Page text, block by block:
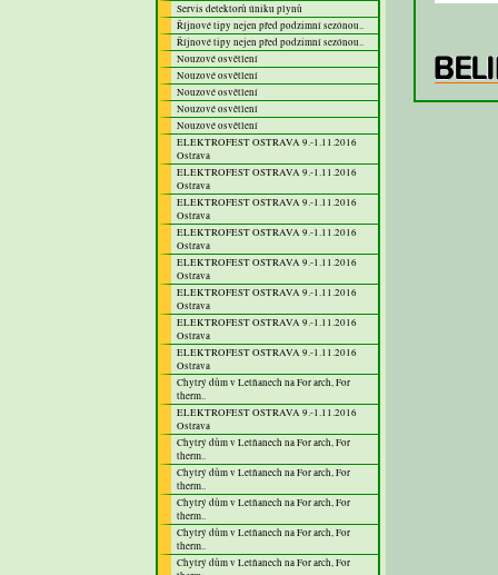
Servis detektorů úniku plynů
Říjnové tipy nejen před podzimní sezónou..
Říjnové tipy nejen před podzimní sezónou..
Nouzové osvětlení
Nouzové osvětlení
Nouzové osvětlení
Nouzové osvětlení
Nouzové osvětlení
ELEKTROFEST OSTRAVA 9.-1.11.2016
Ostrava
ELEKTROFEST OSTRAVA 9.-1.11.2016
Ostrava
ELEKTROFEST OSTRAVA 9.-1.11.2016
Ostrava
ELEKTROFEST OSTRAVA 9.-1.11.2016
Ostrava
ELEKTROFEST OSTRAVA 9.-1.11.2016
Ostrava
ELEKTROFEST OSTRAVA 9.-1.11.2016
Ostrava
ELEKTROFEST OSTRAVA 9.-1.11.2016
Ostrava
ELEKTROFEST OSTRAVA 9.-1.11.2016
Ostrava
Chytrý dům v Letňanech na For arch, For
therm..
ELEKTROFEST OSTRAVA 9.-1.11.2016
Ostrava
Chytrý dům v Letňanech na For arch, For
therm..
Chytrý dům v Letňanech na For arch, For
therm..
Chytrý dům v Letňanech na For arch, For
therm..
Chytrý dům v Letňanech na For arch, For
therm..
Chytrý dům v Letňanech na For arch, For